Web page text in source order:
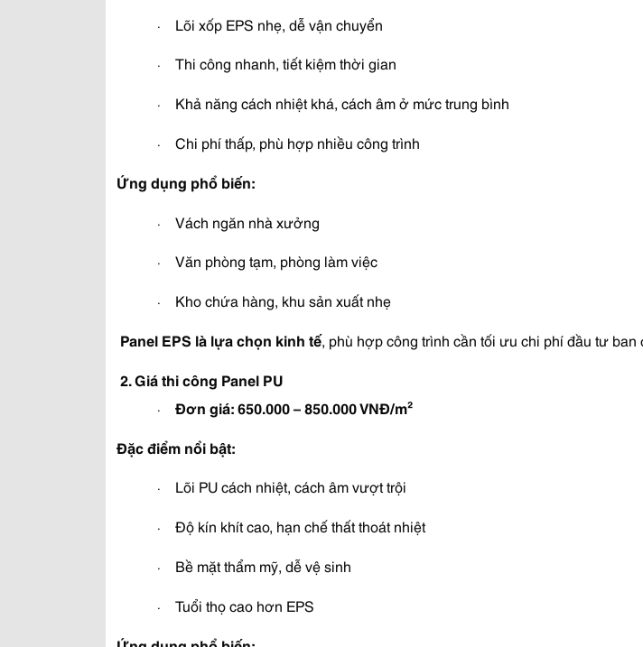
· Lõi xốp EPS nhẹ, dễ vận chuyển
· Thi công nhanh, tiết kiệm thời gian
· Khả năng cách nhiệt khá, cách âm ở mức trung bình
·
Chi phí thấp, phù hợp nhiều công trình
Ứng dụng phổ biến:
· Vách ngăn nhà xưởng
· Văn phòng tạm, phòng làm việc
·
Kho chứa hàng, khu sản xuất nhẹ
Panel EPS là lựa chọn kinh tế, phù hợp công trình cần tối ưu chi phí đầu tư ban
2. Giá thi công Panel PU
· Đơn giá:650.000 – 850.000 VNĐ/m²
Đặc điểm nổi bật:
· Lõi PU cách nhiệt, cách âm vượt trội
· Độ kín khít cao, hạn chế thất thoát nhiệt
· Bề mặt thẩm mỹ, dễ vệ sinh
·
Tuổi thọ cao hơn EPS